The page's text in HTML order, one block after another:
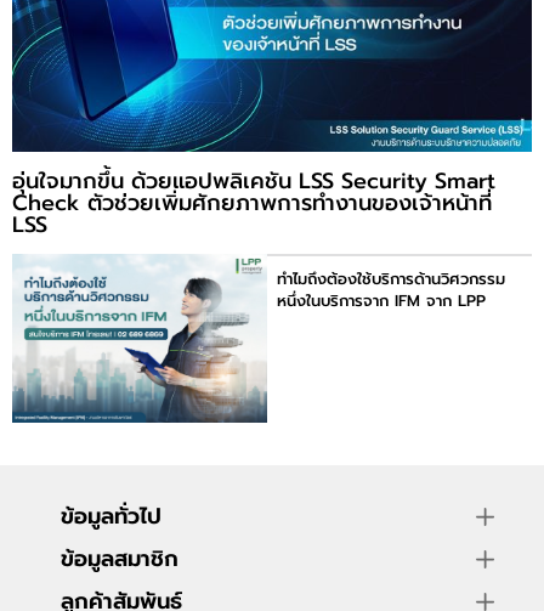
เครื่องใช้ไฟฟ้า
อาหารและเครื่องดื่ม
อุ่นใจมากขึ้น ด้วยแอปพลิเคชัน LSS Security Smart
Check ตัวช่วยเพิ่มศักยภาพการทำงานของเจ้าหน้าที่
LSS
ทำไมถึงต้องใช้บริการด้านวิศวกรรม
หนึ่งในบริการจาก IFM จาก LPP
ข้อมูลทั่วไป
ข้อมูลสมาชิก
ลูกค้าสัมพันธ์